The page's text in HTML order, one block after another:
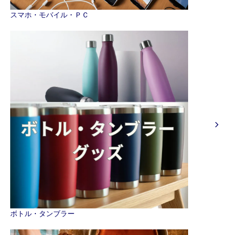
スマホ・モバイル・ＰＣ
ボトル・タンブラー